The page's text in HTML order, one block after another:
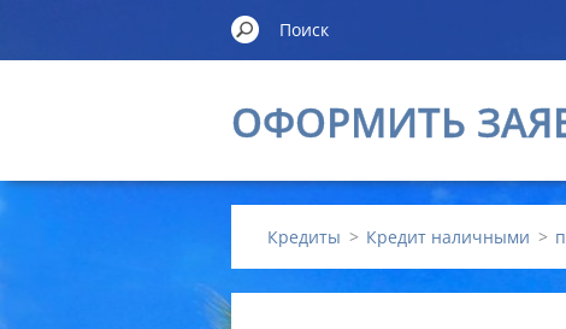
ОФОРМИТЬ
Кредиты > Кредит наличными >